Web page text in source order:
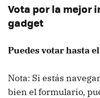
Vota por la mejor
gadget
Puedes votar hasta
Nota: Si estás
bien el formulario,